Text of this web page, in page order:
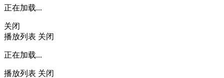
正在加载...
关闭
播放列表 关闭
正在加载...
播放列表 关闭